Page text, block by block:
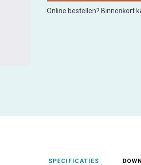
Online bestellen? Binnenkort
SPECIFICATIES